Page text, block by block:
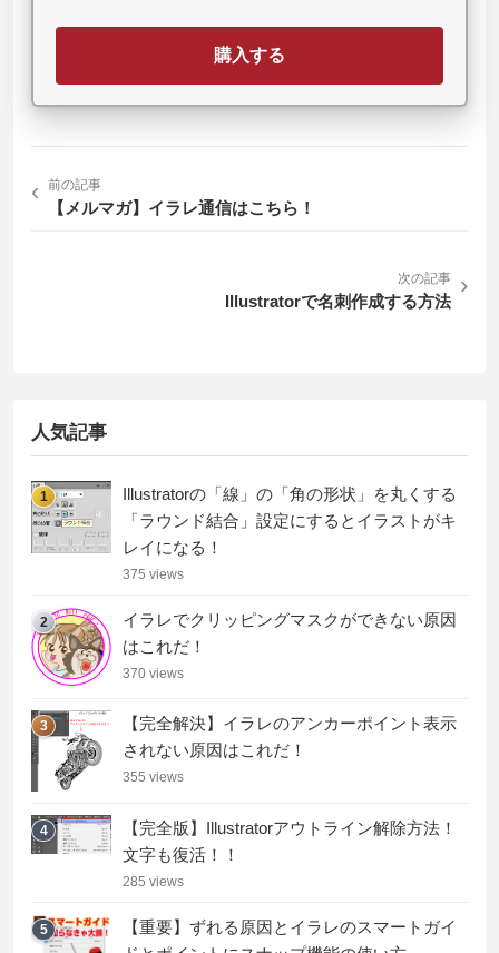
購入する
‹ 前の記事
【メルマガ】イラレ通信はこちら！
次の記事
Illustratorで名刺作成する方法
›
人気記事
1
Illustratorの「線」の「角の形状」を丸くする
「ラウンド結合」設定にするとイラストがキ
レイになる！
375 views
2
イラレでクリッピングマスクができない原因
はこれだ！
370 views
3
【完全解決】イラレのアンカーポイント表示
されない原因はこれだ！
355 views
4
【完全版】Illustratorアウトライン解除方法！
文字も復活！！
285 views
5
【重要】ずれる原因とイラレのスマートガイ